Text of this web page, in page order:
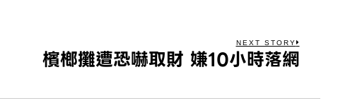
NEXT STORY
檳榔攤遭恐嚇取財 嫌10小時落網